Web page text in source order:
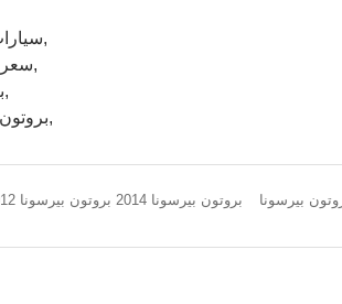
سيارات بروتون للبيع,
سعر بروتون جين 2,
بروتون بيرسونا,
بروتون بيرسونا 2014,
بيرسونا بروتون بيرسونا 2014